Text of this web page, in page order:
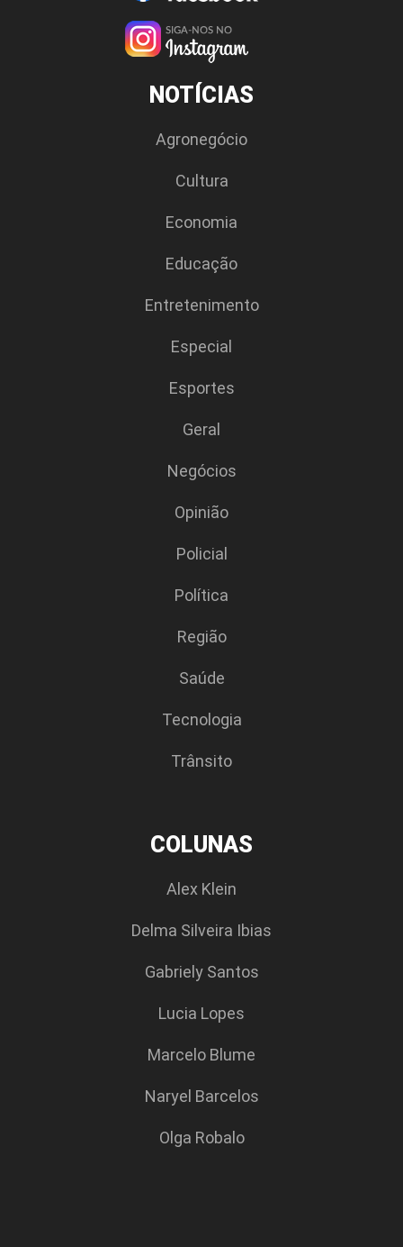
NOTÍCIAS
Agronegócio
Cultura
Economia
Educação
Entretenimento
Especial
Esportes
Geral
Negócios
Opinião
Policial
Polí­tica
Região
Saúde
Tecnologia
Trânsito
COLUNAS
Alex Klein
Delma Silveira Ibias
Gabriely Santos
Lucia Lopes
Marcelo Blume
Naryel Barcelos
Olga Robalo